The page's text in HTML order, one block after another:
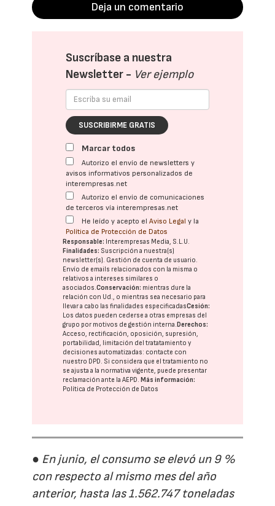
Deja un comentario
Suscríbase a nuestra
Newsletter - Ver ejemplo
SUSCRIBIRME GRATIS
Marcar todos
Autorizo el envío de newsletters y
avisos informativos personalizados de
interempresas.net
Autorizo el envío de comunicaciones
de terceros vía interempresas.net
He leído y acepto elAviso Legal y la
Política de Protección de Datos
Responsable: Interempresas Media, S.L.U.
Finalidades: Suscripción a nuestra(s)
newsletter(s). Gestión de cuenta de usuario.
Envío de emails relacionados con la misma o
relativos a intereses similares o
asociados.Conservación: mientras dure la
relación con Ud., o mientras sea necesario para
llevar a cabo las finalidades especificadasCesión:
Los datos pueden cederse a otras empresas del
grupo por motivos de gestión interna.Derechos:
Acceso, rectificación, oposición, supresión,
portabilidad, limitación del tratatamiento y
decisiones automatizadas: contacte con
nuestro DPD. Si considera que el tratamiento no
se ajusta a la normativa vigente, puede presentar
reclamación ante laAEPD.Más información:
Política de Protección de Datos
● En junio, el consumo se elevó un 9 %
con respecto al mismo mes del año
anterior, hasta las 1.562.747 toneladas